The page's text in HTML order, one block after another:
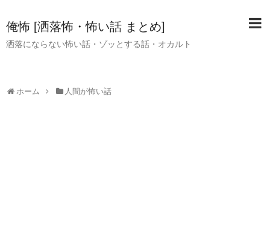
俺怖 [洒落怖・怖い話 まとめ]
洒落にならない怖い話・ゾッとする話・オカルト
ホーム 人間が怖い話